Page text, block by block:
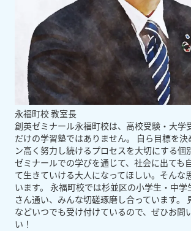
永福町校 教室長
創英ゼミナール永福町校は、高校受験・大学
だけの学習塾ではありません。 自ら目標を決
ン高く努力し続けるプロセスを大切にする個
ゼミナールでの学びを通じて、社会に出ても
て生きていける大人になってほしい。そんな
います。 永福町校では杉並区の小学生・中学
さん通い、みんな切磋琢磨し合っています。
などいつでも受け付けているので、ぜひお問
い！